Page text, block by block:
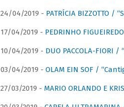
24/04/2019 - PATRÍCIA BIZZOTTO /
17/04/2019 - PEDRINHO
10/04/2019 - DUO PACCOLA-FIORI
03/04/2019 - OLAM EIN SOF /
27/03/2019 - MARIO ORLANDO E